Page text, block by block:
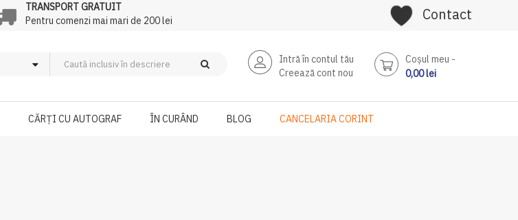
TRANSPORT GRATUIT
Pentru comenzi mai mari de 200 lei
Contact
Intră în contul tău
Creează cont nou
Coşul meu
0,00 lei
CĂRȚI CU AUTOGRAF ÎN CURÂND BLOG CANCELARIA CORINT